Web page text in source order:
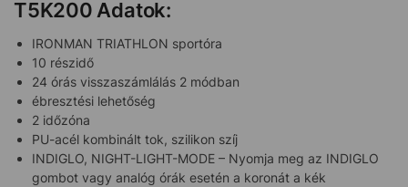
T5K200 Adatok:
IRONMAN TRIATHLON sportóra
10 részidő
24 órás visszaszámlálás 2 módban
ébresztési lehetőség
2 időzóna
PU-acél kombinált tok, szilikon szíj
INDIGLO, NIGHT-LIGHT-MODE – Nyomja meg az INDIGLO
gombot vagy analóg órák esetén a koronát a kék